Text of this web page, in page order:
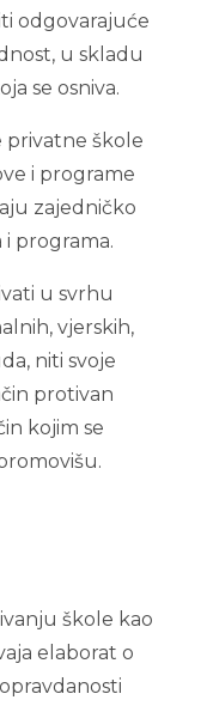
odgovarajuće
u skladu
se osniva.
škole
i programe
zajedničko
programa.
u svrhu
vjerskih,
niti svoje
protivan
kojim se
škole kao
elaborat o